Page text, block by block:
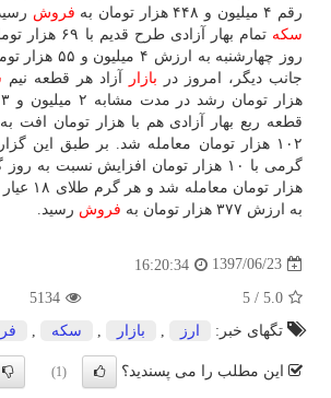
رقم ۴ میلیون و ۴۴۸ هزار تومان به
فروش
سكه
تمام بهار آزادی
روز چهارشنبه به
جانب دیگر، امروز در بازار آزاد هر قطعه نیم
قطعه ربع بهار آزادی هم با هزار تومان افت
۱۰۲ هزار تومان معامله شد. بر طبق این گزارش، هر قطعه
به ارزش ۳۷۷ هزار تومان به
فروش رسید.
1397/06/23
16:20:34
5.0
/
5
5134
تگهای خبر:
ارز بازار سكه
این مطلب را می پسندید؟ (1)